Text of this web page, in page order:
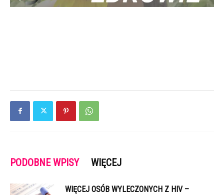
PODOBNE WPISY WIĘCEJ
WIĘCEJ OSÓB WYLECZONYCH Z HIV –